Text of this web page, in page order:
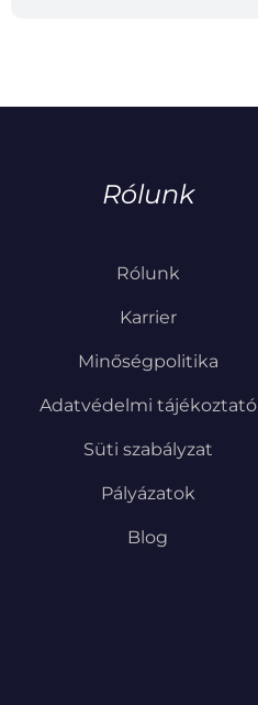
Rólunk
Rólunk
Karrier
Minőségpolitika
Adatvédelmi tájékoztató
Süti szabályzat
Pályázatok
Blog